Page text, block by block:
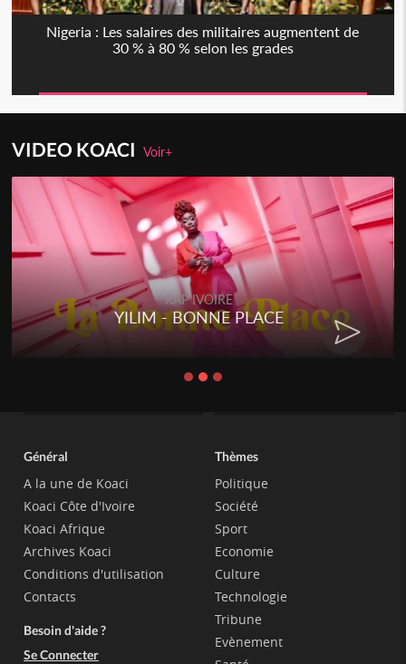
Nigeria : Les salaires des militaires augmentent de
30 % à 80 % selon les grades
VIDEO KOACIVoir+
RAP IVOIRE
YILIM - BONNE PLACE
Général
A la une de Koaci
Koaci Côte d'Ivoire
Koaci Afrique
Archives Koaci
Conditions d'utilisation
Contacts
Besoin d'aide ?
Se Connecter
Thèmes
Politique
Société
Sport
Economie
Culture
Technologie
Tribune
Evènement